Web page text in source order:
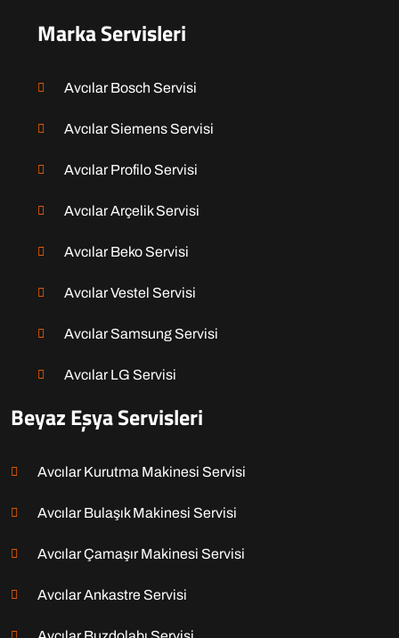
Marka Servisleri
Avcılar Bosch Servisi
Avcılar Siemens Servisi
Avcılar Profilo Servisi
Avcılar Arçelik Servisi
Avcılar Beko Servisi
Avcılar Vestel Servisi
Avcılar Samsung Servisi
Avcılar LG Servisi
Beyaz Eşya Servisleri
Avcılar Kurutma Makinesi Servisi
Avcılar Bulaşık Makinesi Servisi
Avcılar Çamaşır Makinesi Servisi
Avcılar Ankastre Servisi